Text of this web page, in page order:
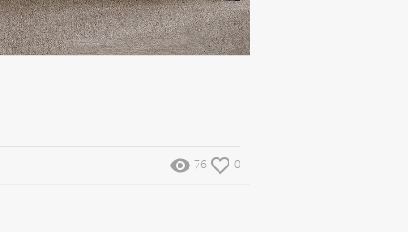
remove_red_eye 76 favorite_border 0